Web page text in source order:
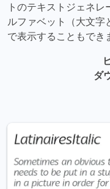
トのテキストジェネ
ルファベット（大文字
で表示することもでき
ダ